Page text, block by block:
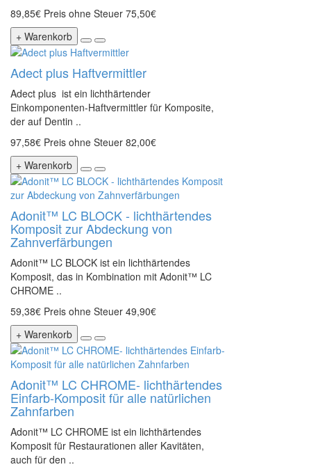
89,85€ Preis ohne Steuer 75,50€
+ Warenkorb
Adect plus Haftvermittler
Adect plus ist ein lichthärtender
Einkomponenten-Haftvermittler für Komposite,
der auf Dentin ..
97,58€ Preis ohne Steuer 82,00€
+ Warenkorb
Adonit™ LC BLOCK - lichthärtendes
Komposit zur Abdeckung von
Zahnverfärbungen
Adonit™ LC BLOCK ist ein lichthärtendes
Komposit, das in Kombination mit Adonit™ LC
CHROME ..
59,38€ Preis ohne Steuer 49,90€
+ Warenkorb
Adonit™ LC CHROME- lichthärtendes
Einfarb-Komposit für alle natürlichen
Zahnfarben
Adonit™ LC CHROME ist ein lichthärtendes
Komposit für Restaurationen aller Kavitäten,
auch für den ..